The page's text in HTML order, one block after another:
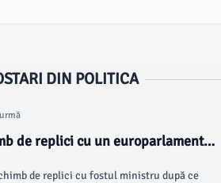
DIN POLITICA
de replici cu un europarlamentar.
de replici cu fostul ministru după ce